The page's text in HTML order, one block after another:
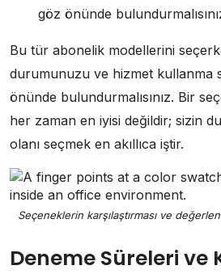
göz önünde
Bu tür abonelik modellerini
durumunuzu ve hizmet kullanma
önünde bulundurmalısınız. Bir
her zaman en iyisi değildir; sizin
olanı seçmek en akıllıca iştir.
Seçeneklerin karşılaştırması ve
Deneme Süreleri ve